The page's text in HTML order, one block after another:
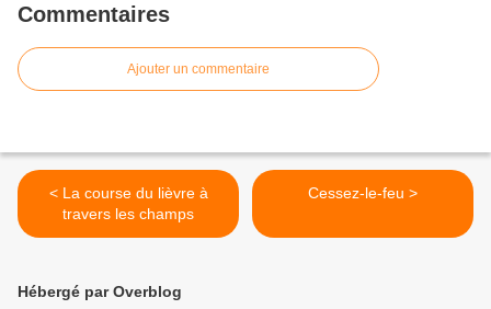
Commentaires
Ajouter un commentaire
< La course du lièvre à
travers les champs
Cessez-le-feu >
Hébergé par Overblog